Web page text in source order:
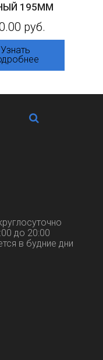
195ММ
руб.
Узнать
до 20:00
в будние дни